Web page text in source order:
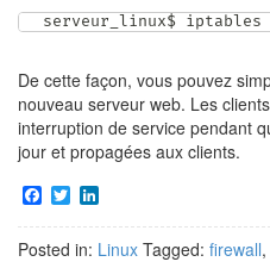
serveur_linux$ iptables
De cette façon, vous pouvez
nouveau serveur web. Les
interruption de service pendant
jour et propagées aux clients.
F
a
c
e
T
w
i n
k
Posted in: Linux Tagged: firewall,